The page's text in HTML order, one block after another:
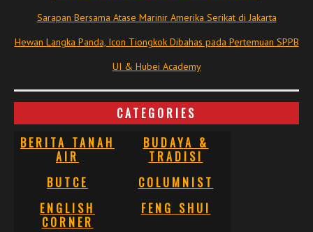
Sarapan Bersama Atase Marinir Amerika Serikat di Jakarta
Hewan Langka Panda, Icon Tiongkok Dibahas pada Pertemuan SPPB
UI & Hubei Academy
CATEGORIES
BERITA TANAH
AIR
BUDAYA &
TRADISI
BUTCE
COLUMNIST
ENGLISH
CORNER
FENG SHUI